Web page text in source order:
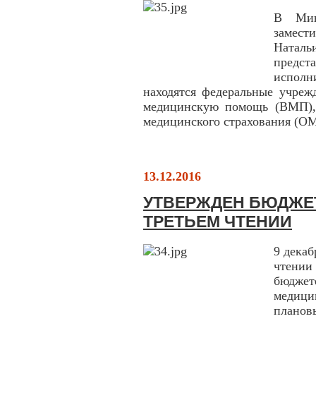
В
находятся федеральные
медицинскую помощь (ВМП),
медицинского страхования
13.12.2016
УТВЕРЖДЕН
ТРЕТЬЕМ ЧТЕНИИ
9
чтении